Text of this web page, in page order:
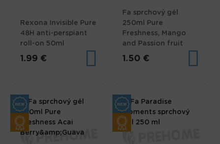
Rexona Invisible Pure
48H anti-perspiant
roll-on 50ml
1.99 €
Fa sprchový gél
250ml Pure
Freshness, Mango
and Passion fruit
1.50 €